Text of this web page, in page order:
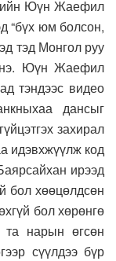
Юүн Жаефил
“бүх юм болсон,
тэд Монгол руу
Юүн Жаефил
тэндээс видео
дансыг
захирал
идэвхжүүлж код
ирээд
бол хөөцөлдсөн
бол хөрөнгө
та нарын өгсөн
сүүлдээ бүр